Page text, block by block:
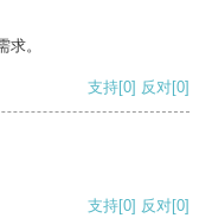
。
支持[0] 反对[0]
支持[0] 反对[0]